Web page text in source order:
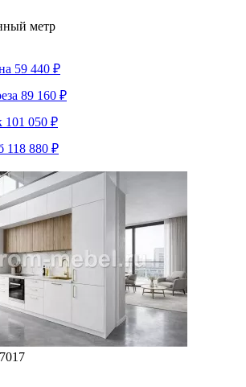
метр
59 440 ₽
89 160 ₽
101 050 ₽
118 880 ₽